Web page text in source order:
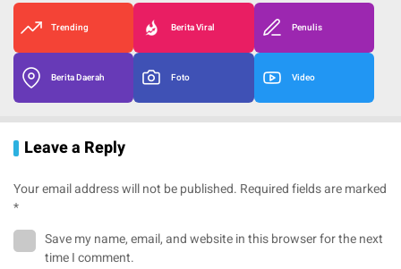
Trending Berita Viral Penulis
Berita Daerah Foto Video
Leave a Reply
Your email address will not be published. Required fields are marked
*
Save my name, email, and website in this browser for the next
time I comment.